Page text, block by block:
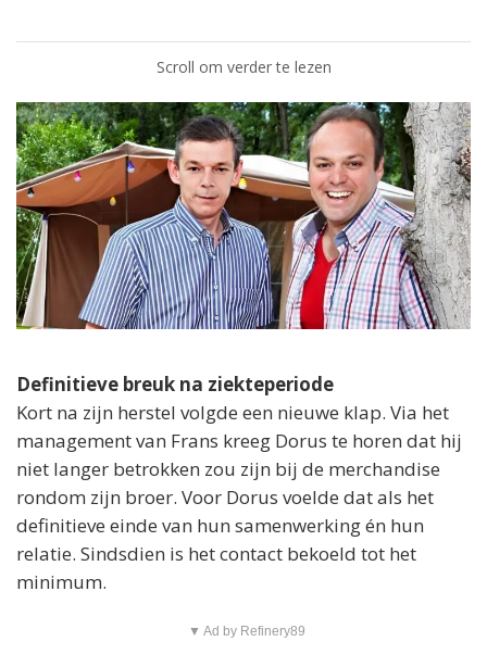
Scroll om verder te lezen
Definitieve breuk na ziekteperiode
Kort na zijn herstel volgde een nieuwe klap. Via het
management van Frans kreeg Dorus te horen dat hij
niet langer betrokken zou zijn bij de merchandise
rondom zijn broer. Voor Dorus voelde dat als het
definitieve einde van hun samenwerking én hun
relatie. Sindsdien is het contact bekoeld tot het
minimum.
▼ Ad by Refinery89